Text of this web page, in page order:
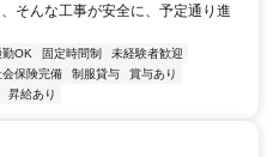
そんな工事が安全に、予定通り進
勤OK 固定時間制
未経験者歓迎
会保険完備 制服貸与
賞与あり
昇給あり